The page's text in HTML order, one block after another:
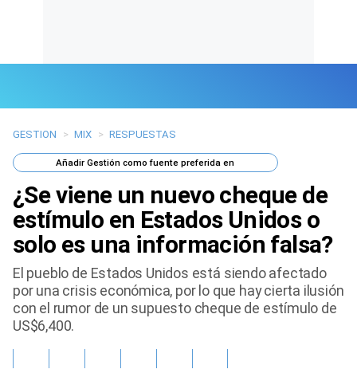
Últimas Noticias
Mi Bolsillo
Respuestas
Gente
Vida Laboral
Tendencias Mix
GESTION > MIX > RESPUESTAS
AñadirGestión como fuente preferida en
¿Se viene un nuevo cheque de
estímulo en Estados Unidos o
solo es una información falsa?
El pueblo de Estados Unidos está siendo afectado
por una crisis económica, por lo que hay cierta ilusión
con el rumor de un supuesto cheque de estímulo de
US$6,400.